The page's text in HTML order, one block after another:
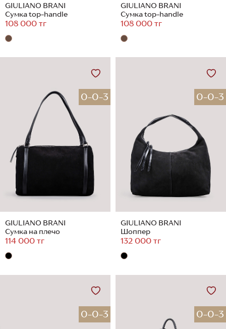
GIULIANO BRANI
Сумка top-handle
108 000 тг
GIULIANO BRANI
Сумка top-handle
108 000 тг
0-0-3
GIULIANO BRANI
Сумка на плечо
114 000 тг
0-0-3
GIULIANO BRANI
Шоппер
132 000 тг
0-0-3 0-0-3